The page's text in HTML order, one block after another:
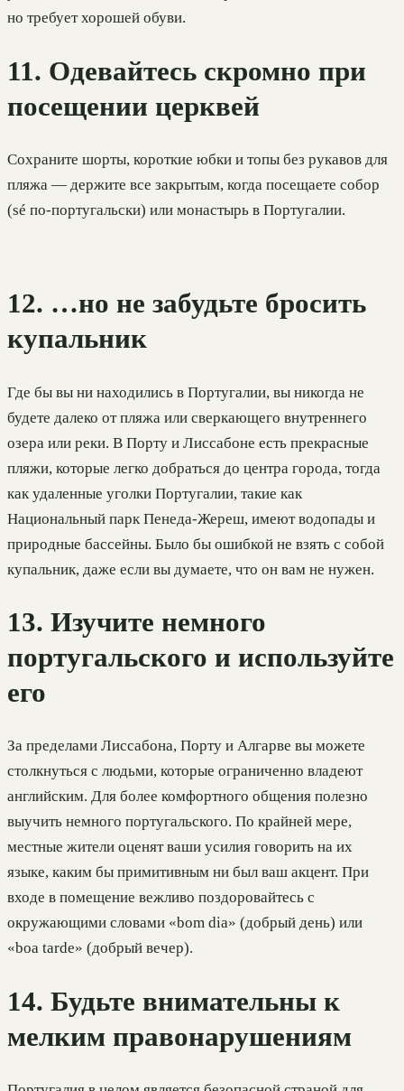
но требует хорошей обуви.
11. Одевайтесь скромно при
посещении церквей
Сохраните шорты, короткие юбки и топы без рукавов для
пляжа — держите все закрытым, когда посещаете собор
(sé по-португальски) или монастырь в Португалии.
12. …но не забудьте бросить
купальник
Где бы вы ни находились в Португалии, вы никогда не
будете далеко от пляжа или сверкающего внутреннего
озера или реки. В Порту и Лиссабоне есть прекрасные
пляжи, которые легко добраться до центра города, тогда
как удаленные уголки Португалии, такие как
Национальный парк Пенеда-Жереш, имеют водопады и
природные бассейны. Было бы ошибкой не взять с собой
купальник, даже если вы думаете, что он вам не нужен.
13. Изучите немного
португальского и используйте
его
За пределами Лиссабона, Порту и Алгарве вы можете
столкнуться с людьми, которые ограниченно владеют
английским. Для более комфортного общения полезно
выучить немного португальского. По крайней мере,
местные жители оценят ваши усилия говорить на их
языке, каким бы примитивным ни был ваш акцент. При
входе в помещение вежливо поздоровайтесь с
окружающими словами «bom dia» (добрый день) или
«boa tarde» (добрый вечер).
14. Будьте внимательны к
мелким правонарушениям